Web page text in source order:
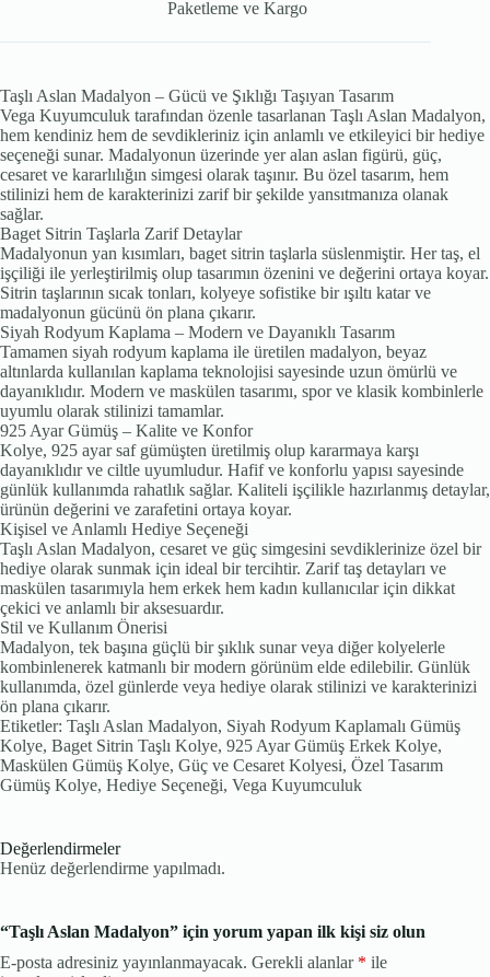
Paketleme ve Kargo
Taşlı Aslan Madalyon – Gücü ve Şıklığı Taşıyan Tasarım
Vega Kuyumculuk tarafından özenle tasarlanan Taşlı Aslan Madalyon,
hem kendiniz hem de sevdikleriniz için anlamlı ve etkileyici bir hediye
seçeneği sunar. Madalyonun üzerinde yer alan aslan figürü, güç,
cesaret ve kararlılığın simgesi olarak taşınır. Bu özel tasarım, hem
stilinizi hem de karakterinizi zarif bir şekilde yansıtmanıza olanak
sağlar.
Baget Sitrin Taşlarla Zarif Detaylar
Madalyonun yan kısımları, baget sitrin taşlarla süslenmiştir. Her taş, el
işçiliği ile yerleştirilmiş olup tasarımın özenini ve değerini ortaya koyar.
Sitrin taşlarının sıcak tonları, kolyeye sofistike bir ışıltı katar ve
madalyonun gücünü ön plana çıkarır.
Siyah Rodyum Kaplama – Modern ve Dayanıklı Tasarım
Tamamen siyah rodyum kaplama ile üretilen madalyon, beyaz
altınlarda kullanılan kaplama teknolojisi sayesinde uzun ömürlü ve
dayanıklıdır. Modern ve maskülen tasarımı, spor ve klasik kombinlerle
uyumlu olarak stilinizi tamamlar.
925 Ayar Gümüş – Kalite ve Konfor
Kolye, 925 ayar saf gümüşten üretilmiş olup kararmaya karşı
dayanıklıdır ve ciltle uyumludur. Hafif ve konforlu yapısı sayesinde
günlük kullanımda rahatlık sağlar. Kaliteli işçilikle hazırlanmış detaylar,
ürünün değerini ve zarafetini ortaya koyar.
Kişisel ve Anlamlı Hediye Seçeneği
Taşlı Aslan Madalyon, cesaret ve güç simgesini sevdiklerinize özel bir
hediye olarak sunmak için ideal bir tercihtir. Zarif taş detayları ve
maskülen tasarımıyla hem erkek hem kadın kullanıcılar için dikkat
çekici ve anlamlı bir aksesuardır.
Stil ve Kullanım Önerisi
Madalyon, tek başına güçlü bir şıklık sunar veya diğer kolyelerle
kombinlenerek katmanlı bir modern görünüm elde edilebilir. Günlük
kullanımda, özel günlerde veya hediye olarak stilinizi ve karakterinizi
ön plana çıkarır.
Etiketler: Taşlı Aslan Madalyon, Siyah Rodyum Kaplamalı Gümüş
Kolye, Baget Sitrin Taşlı Kolye, 925 Ayar Gümüş Erkek Kolye,
Maskülen Gümüş Kolye, Güç ve Cesaret Kolyesi, Özel Tasarım
Gümüş Kolye, Hediye Seçeneği, Vega Kuyumculuk
Değerlendirmeler
Henüz değerlendirme yapılmadı.
“Taşlı Aslan Madalyon” için yorum yapan ilk kişi siz olun
E-posta adresiniz yayınlanmayacak. Gerekli alanlar * ile